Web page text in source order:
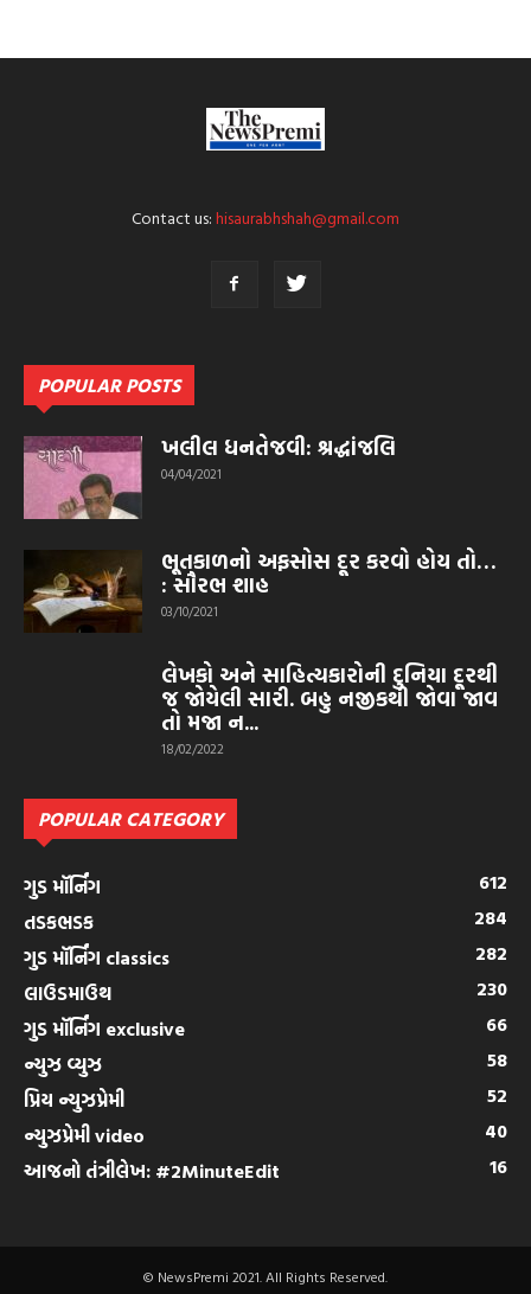
Contact us:hisaurabhshah@gmail.com
POPULAR POSTS
ખલીલ ધનતેજવી: શ્રદ્ધાંજલિ
04/04/2021
ભૂતકાળનો અફસોસ દૂર કરવો હોય તો…
: સૌરભ શાહ
03/10/2021
લેખકો અને સાહિત્યકારોની દુનિયા દૂરથી
જ જોયેલી સારી. બહુ નજીકથી જોવા જાવ
તો મજા ન...
18/02/2022
POPULAR CATEGORY
ગુડ મૉર્નિંગ
612
તડકભડક
284
ગુડ મૉર્નિંગ classics
282
લાઉડમાઉથ
230
ગુડ મૉર્નિંગ exclusive
66
ન્યુઝ વ્યુઝ
58
પ્રિય ન્યુઝપ્રેમી
52
ન્યુઝપ્રેમી video
40
આજનો તંત્રીલેખ: #2MinuteEdit
16
© NewsPremi 2021. All Rights Reserved.